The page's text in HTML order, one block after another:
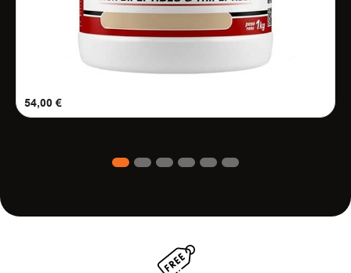
54,00 €
3 4 5 6